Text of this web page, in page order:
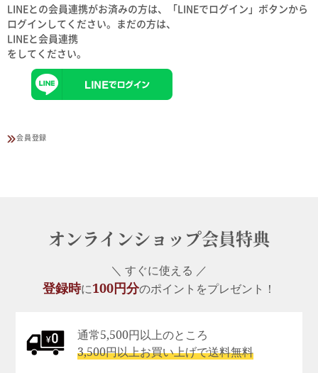
LINEとの会員連携がお済みの方は、「LINEでログイン」ボタンから
ログインしてください。まだの方は、
LINEと会員連携
をしてください。
会員登録
オンラインショップ会員特典
＼ すぐに使える ／
登録時に100円分のポイントをプレゼント！
通常5,500円以上のところ
3,500円以上お買い上げで送料無料